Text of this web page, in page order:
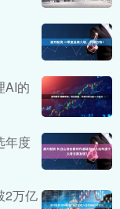
AI的
年度
2万亿